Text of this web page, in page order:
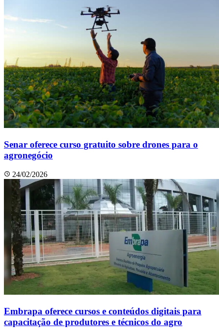
Senar oferece curso gratuito sobre drones para o
agronegócio
24/02/2026
Embrapa oferece cursos e conteúdos digitais para
capacitação de produtores e técnicos do agro